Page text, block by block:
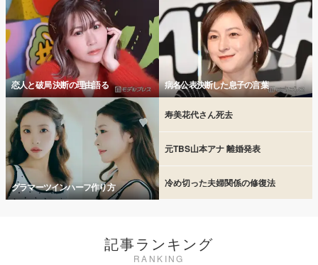
恋人と破局 決断の理由語る 病名公表決断した息子の言葉
グラマーツインハーフ作り方
寿美花代さん死去
元TBS山本アナ 離婚発表
冷め切った夫婦関係の修復法
記事ランキング
RANKING